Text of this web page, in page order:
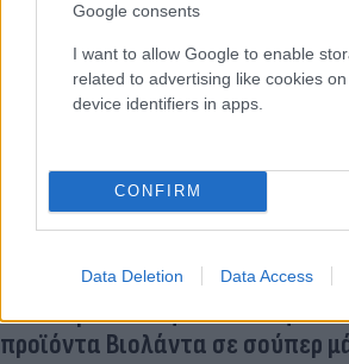
Google consents
I want to allow Google to enable
related to advertising like cookies
device identifiers in apps.
CONFIRM
Data Deletion Data Access
Βίντεο με αντιεξουσιαστές να
προϊόντα Βιολάντα σε σούπερ